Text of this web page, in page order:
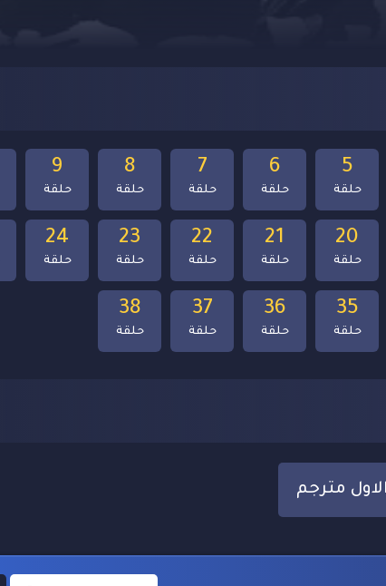
38
حلقة
37
حلقة
36
حلقة
35
حلقة
24
حلقة
23
حلقة
22
حلقة
21
حلقة
20
حلقة
9
حلقة
8
حلقة
7
حلقة
6
حلقة
5
حلقة